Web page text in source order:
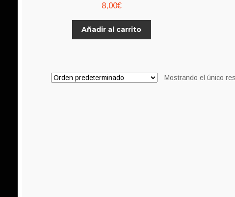
8,00€
Añadir al carrito
Mostrando el único